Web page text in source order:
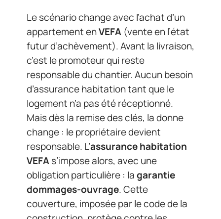
Le scénario change avec l’achat d’un
appartement enVEFA (vente en l’état
futur d’achèvement). Avant la livraison,
c’est le promoteur qui reste
responsable du chantier. Aucun besoin
d’assurance habitation tant que le
logement n’a pas été réceptionné.
Mais dès la remise des clés, la donne
change : le propriétaire devient
responsable. L’assurance habitation
VEFAs’impose alors, avec une
obligation particulière : lagarantie
dommages-ouvrage. Cette
couverture, imposée par le code de la